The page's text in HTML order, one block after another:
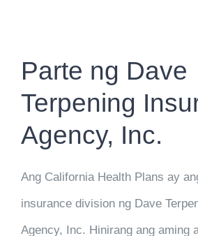
Parte ng Dave
Terpening
Agency, Inc.
Ang California Health Plans ay
insurance division ng Dave
Agency, Inc. Hinirang ang aming